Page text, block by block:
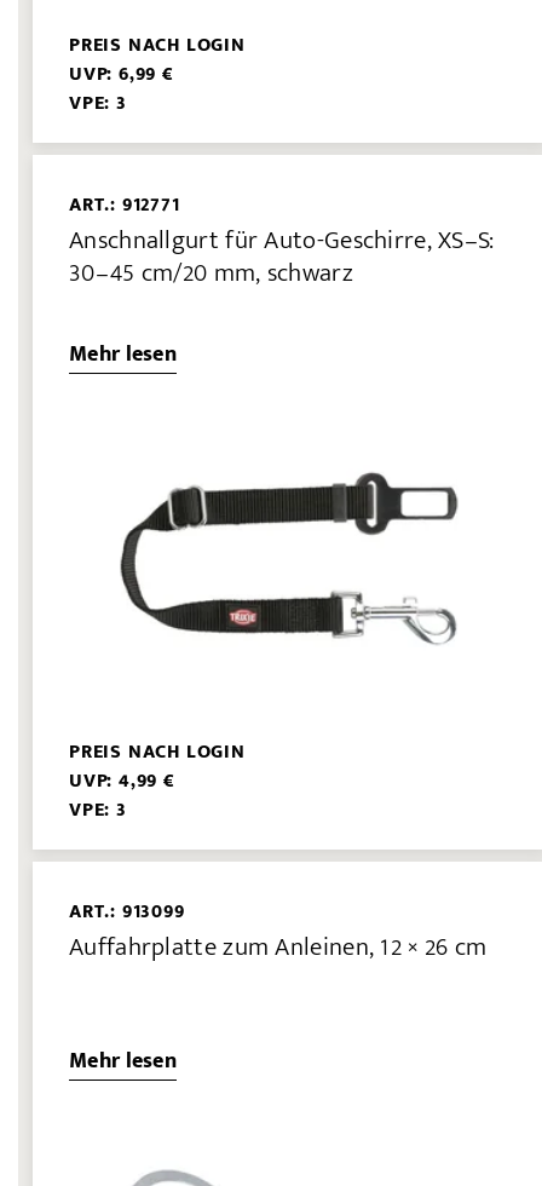
PREIS NACH LOGIN
UVP: 6,99 €
VPE: 3
ART.: 912771
Anschnallgurt für Auto-Geschirre, XS–S:
30–45 cm/20 mm, schwarz
Mehr lesen
PREIS NACH LOGIN
UVP: 4,99 €
VPE: 3
ART.: 913099
Auffahrplatte zum Anleinen, 12 × 26 cm
Mehr lesen